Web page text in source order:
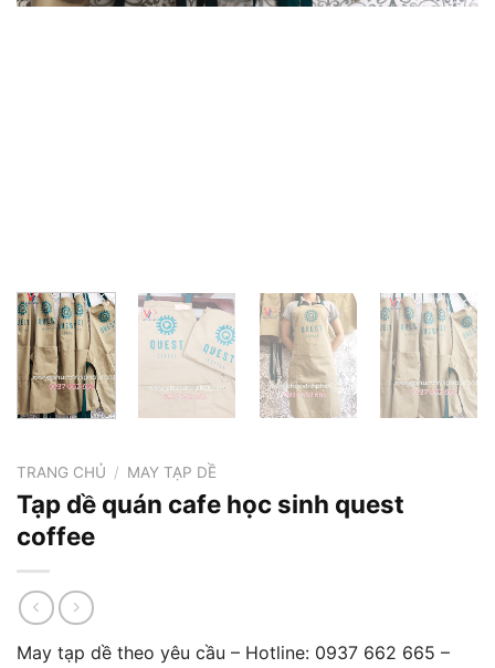
TRANG CHỦ / MAY TẠP DỀ
Tạp dề quán cafe học sinh quest
coffee
May tạp dề theo yêu cầu – Hotline: 0937 662 665 –